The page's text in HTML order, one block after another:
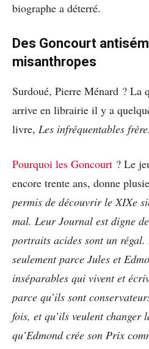
biographe a déterré.
Des Goncourt
misanthropes
Surdoué, Pierre Ménard ? La
arrive en librairie il y a
livre, Les infréquentables
Pourquoi les Goncourt ? Le
encore trente ans, donne
permis de découvrir le XIXe
mal. Leur Journal est digne
portraits acides sont un
seulement parce Jules et
inséparables qui vivent et
parce qu’ils sont
fois, et qu’ils veulent
qu’Edmond crée son Prix